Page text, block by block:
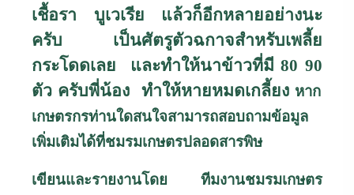
เชื้อรา บูเวเรีย แล้วก็อีกหลายอย่างนะ
ครับ เป็นศัตรูตัวฉกาจสำหรับเพลี้ย
กระโดดเลย และทำให้นาข้าวที่มี80 90
ตัว ครับพี่น้อง ทำให้หายหมดเกลี้ยง หาก
เกษตรกรท่านใดสนใจสามารถสอบถามข้อมูล
เพิ่มเติมได้ที่ชมรมเกษตรปลอดสารพิษ
เขียนและรายงานโดย ทีมงานชมรมเกษตร